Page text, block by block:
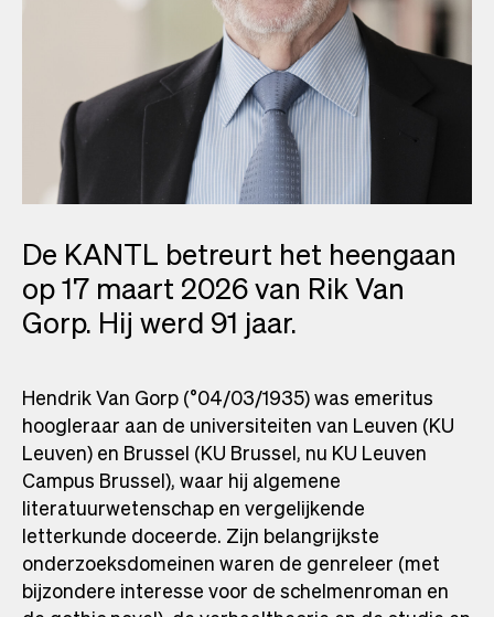
De KANTL betreurt het heengaan
op 17 maart 2026 van Rik Van
Gorp. Hij werd 91 jaar.
Hendrik Van Gorp (°04/03/1935) was emeritus
hoogleraar aan de universiteiten van Leuven (KU
Leuven) en Brussel (KU Brussel, nu KU Leuven
Campus Brussel), waar hij algemene
literatuurwetenschap en vergelijkende
letterkunde doceerde. Zijn belangrijkste
onderzoeksdomeinen waren de genreleer (met
bijzondere interesse voor de schelmenroman en